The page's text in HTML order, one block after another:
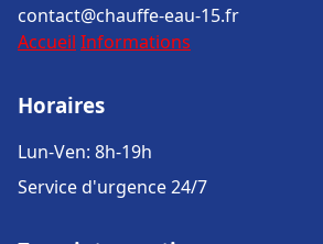
contact@chauffe-eau-15.fr
Accueil Informations
Horaires
Lun-Ven: 8h-19h
Service d'urgence 24/7